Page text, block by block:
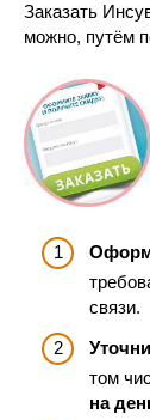
Заказать
можно, путём
связи.
том
на